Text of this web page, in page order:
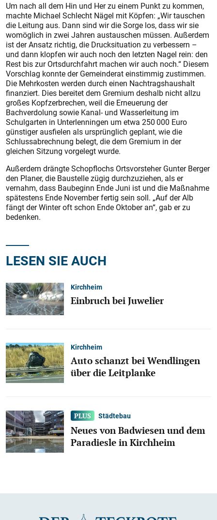
Um nach all dem Hin und Her zu einem Punkt zu kommen,
machte Michael Schlecht Nägel mit Köpfen: „Wir tauschen
die Leitung aus. Dann sind wir die Sorge los, dass wir sie
womöglich in zwei Jahren austauschen müssen. Außerdem
ist der Ansatz richtig, die Drucksituation zu verbessern –
und dann klopfen wir auch noch den letzten Nagel rein: den
Rest bis zur Ortsdurchfahrt machen wir auch noch.“ Diesem
Vorschlag konnte der Gemeinderat einstimmig zustimmen.
Die Mehrkosten werden durch einen Nachtragshaushalt
finanziert. Dies bereitet dem Gremium deshalb nicht allzu
großes Kopfzerbrechen, weil die Erneuerung der
Bachverdolung sowie Kanal- und Wasserleitung im
Schulgarten in Unterlenningen um etwa 250 000 Euro
günstiger ausfielen als ursprünglich geplant, wie die
Schlussabrechnung belegt, die dem Gremium in der
gleichen Sitzung vorgelegt wurde.
Außerdem drängte Schopflochs Ortsvorsteher Gunter Berger
den Planer, die Baustelle zügig durchzuziehen, als er
vernahm, dass Baubeginn Ende Juni ist und die Maßnahme
spätestens Ende November fertig sein soll. „Auf der Alb
fängt der Winter oft schon Ende Oktober an“, gab er zu
bedenken.
LESEN SIE AUCH
Kirchheim
Einbruch bei Juwelier
Kirchheim
Auto schanzt bei Wendlingen
über die Leitplanke
Städtebau
Neues von Badwiesen und dem
Paradiesle in Kirchheim